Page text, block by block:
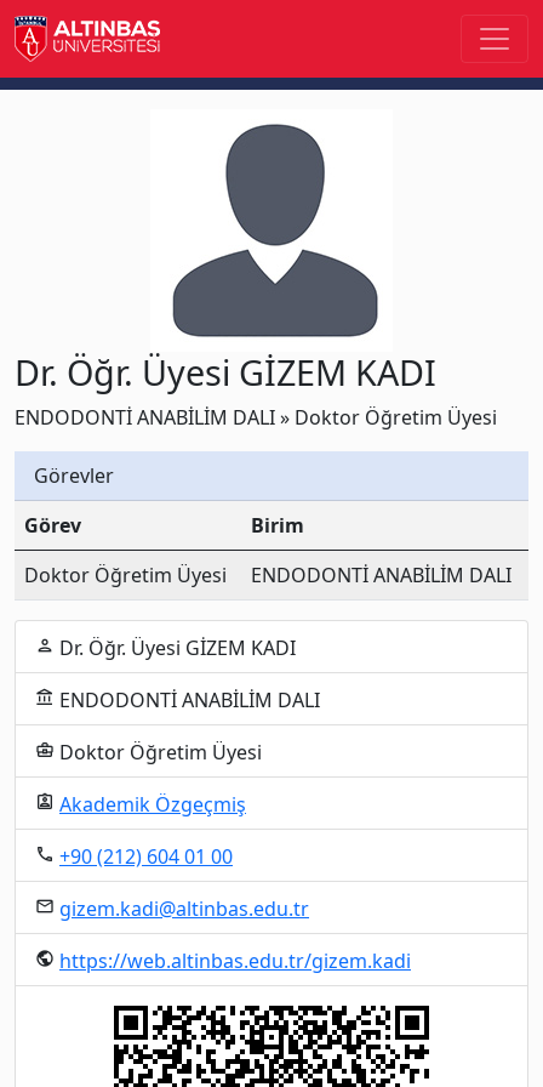
Dr. Öğr. Üyesi GİZEM KADI
ENDODONTİ ANABİLİM DALI » Doktor Öğretim Üyesi
Görevler
Görev
Birim
Doktor Öğretim Üyesi
ENDODONTİ ANABİLİM DALI
person Dr. Öğr. Üyesi GİZEM KADI
account_balance ENDODONTİ ANABİLİM DALI
business_center Doktor Öğretim Üyesi
assignment_ind Akademik Özgeçmiş
local_phone +90 (212) 604 01 00
email gizem.kadi@altinbas.edu.tr
public https://web.altinbas.edu.tr/gizem.kadi